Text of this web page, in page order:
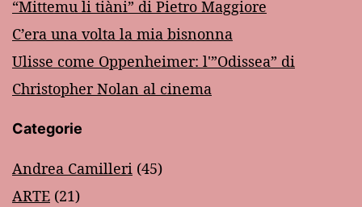
“Mittemu li tiàni” di Pietro Maggiore
C’era una volta la mia bisnonna
Ulisse come Oppenheimer: l'”Odissea” di
Christopher Nolan al cinema
Categorie
Andrea Camilleri (45)
ARTE (21)